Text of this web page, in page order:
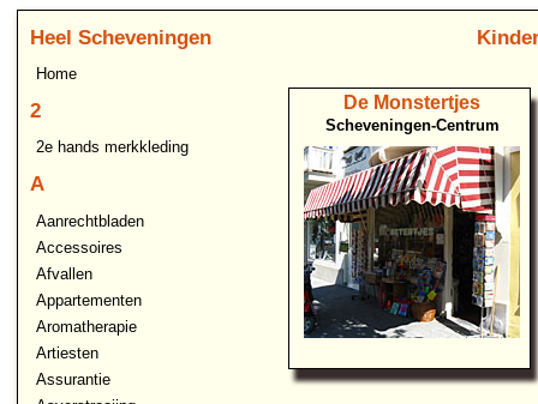
Heel Scheveningen
Home
2
2e hands merkkleding
A
Aanrechtbladen
Accessoires
Afvallen
Appartementen
Aromatherapie
Artiesten
Assurantie
De Monstertjes
Scheveningen-Centrum